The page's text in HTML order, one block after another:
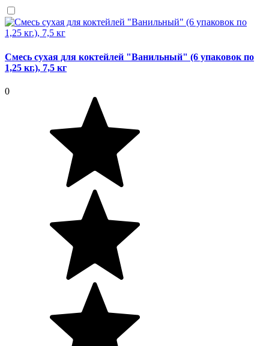
Смесь сухая для коктейлей "Ванильный" (6 упаковок по
1,25 кг.), 7,5 кг
0